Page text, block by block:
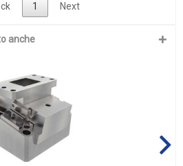
1 Next
anche